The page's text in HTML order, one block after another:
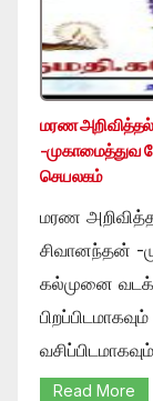
மரண அறிவித்தல்
-முகாமைத்துவ
செயலகம்
மரண
சிவானந்தன் -
கல்முனை
Read More